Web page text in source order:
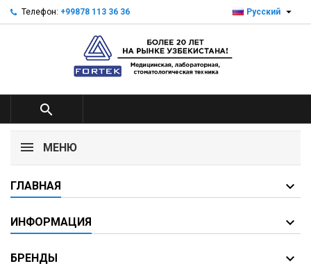
Телефон: +99878 113 36 36 Русский 

МЕНЮ
ГЛАВНАЯ
ИНФОРМАЦИЯ
БРЕНДЫ